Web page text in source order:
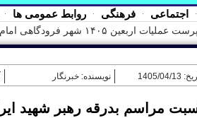
اجتماعی فرهنگی روابط عمومی ها
شهر فرودگاهی امام خمینی(ره) به
1405/04/13 نویسنده: خبرنگار
مراسم بدرقه رهبر شهید